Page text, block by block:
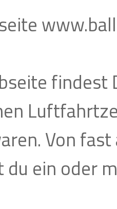
findest
Von
ein oder